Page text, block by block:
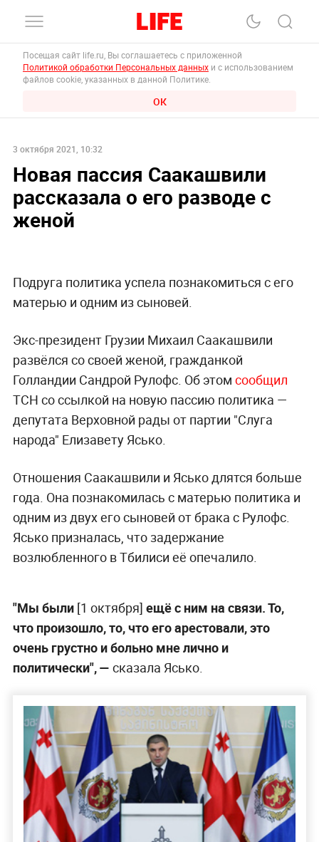
Посещая сайт life.ru, Вы соглашаетесь с приложенной
Политикой обработки Персональных данных и с использованием
файлов cookie, указанных в данной Политике.
ОК
3 октября 2021, 10:32
Новая пассия Саакашвили
рассказала о его разводе с
женой
Подруга политика успела познакомиться с его
матерью и одним из сыновей.
Экс-президент Грузии Михаил Саакашвили
развёлся со своей женой, гражданкой
Голландии Сандрой Рулофс. Об этом сообщил
ТСН со ссылкой на новую пассию политика —
депутата Верховной рады от партии "Слуга
народа" Елизавету Ясько.
Отношения Саакашвили и Ясько длятся больше
года. Она познакомилась с матерью политика и
одним из двух его сыновей от брака с Рулофс.
Ясько призналась, что задержание
возлюбленного в Тбилиси её опечалило.
"Мы были[1 октября] ещё с ним на связи. То,
что произошло, то, что его арестовали, это
очень грустно и больно мне лично и
политически", — сказала Ясько.